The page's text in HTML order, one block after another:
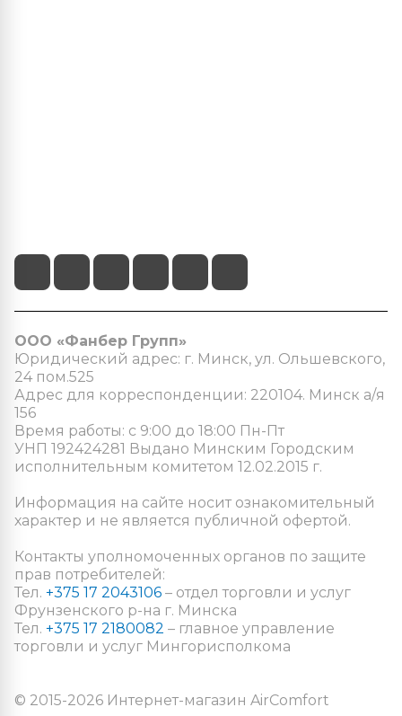
ООО «Фанбер Групп»
Юридический адрес: г. Минск, ул. Ольшевского,
24 пом.525
Адрес для корреспонденции: 220104. Минск а/я
156
Время работы: с 9:00 до 18:00 Пн-Пт
УНП 192424281 Выдано Минским Городским
исполнительным комитетом 12.02.2015 г.
Информация на сайте носит ознакомительный
характер и не является публичной офертой.
Контакты уполномоченных органов по защите
прав потребителей:
Тел. +375 17 2043106 – отдел торговли и услуг
Фрунзенского р-на г. Минска
Тел. +375 17 2180082 – главное управление
торговли и услуг Мингорисполкома
© 2015-2026 Интернет-магазин AirComfort